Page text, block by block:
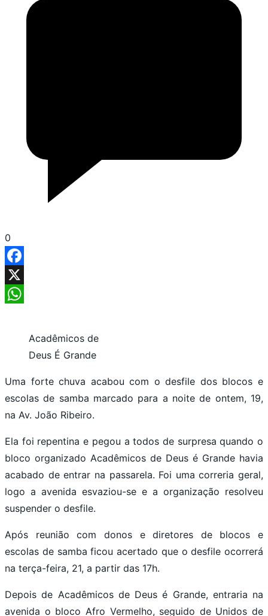
0
Facebook
X
Acadêmicos de
Deus É Grande
Uma forte chuva acabou com o desfile dos blocos e
escolas de samba marcado para a noite de ontem, 19,
na Av. João Ribeiro.
Ela foi repentina e pegou a todos de surpresa quando o
bloco organizado Acadêmicos de Deus é Grande havia
acabado de entrar na passarela. Foi uma correria geral,
logo a avenida esvaziou-se e a organização resolveu
suspender o desfile.
Após reunião com donos e diretores de blocos e
escolas de samba ficou acertado que o desfile ocorrerá
na terça-feira, 21, a partir das 17h.
Depois de Acadêmicos de Deus é Grande, entraria na
avenida o bloco Afro Vermelho, seguido de Unidos de